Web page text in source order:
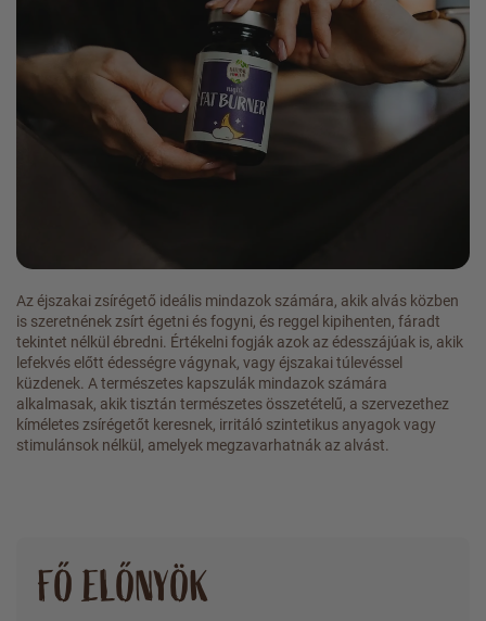
Az éjszakai zsírégető ideális mindazok számára, akik alvás közben
is szeretnének zsírt égetni és fogyni, és reggel kipihenten, fáradt
tekintet nélkül ébredni. Értékelni fogják azok az édesszájúak is, akik
lefekvés előtt édességre vágynak, vagy éjszakai túlevéssel
küzdenek. A természetes kapszulák mindazok számára
alkalmasak, akik tisztán természetes összetételű, a szervezethez
kíméletes zsírégetőt keresnek, irritáló szintetikus anyagok vagy
stimulánsok nélkül, amelyek megzavarhatnák az alvást.
FŐ ELŐNYÖK